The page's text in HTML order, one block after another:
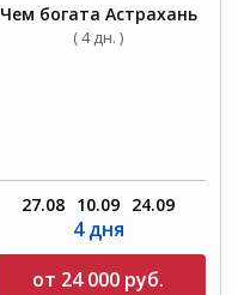
Чем богата Астрахань
( 4 дн. )
27.08 10.09 24.09
4 дня
от 24 000 руб.